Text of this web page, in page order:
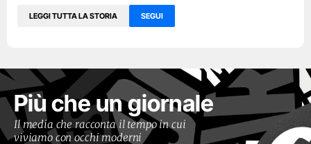
LEGGI TUTTA LA STORIA SEGUI
Più che un giornale
Il media che racconta il tempo in cui
viviamo con occhi moderni